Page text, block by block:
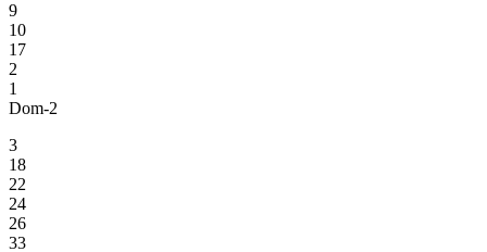
9
10
17
2
1
Dom-2
3
18
22
24
26
33